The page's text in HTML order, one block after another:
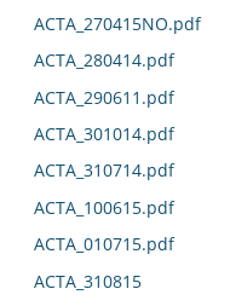
ACTA_270415NO.pdf
ACTA_280414.pdf
ACTA_290611.pdf
ACTA_301014.pdf
ACTA_310714.pdf
ACTA_100615.pdf
ACTA_010715.pdf
ACTA_310815